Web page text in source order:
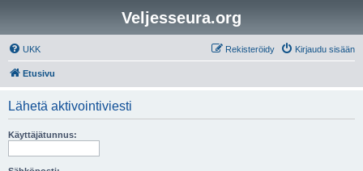
Veljesseura.org
UKK Kirjaudu sisään
Rekisteröidy
Etusivu
Lähetä aktivointiviesti
Käyttäjätunnus: